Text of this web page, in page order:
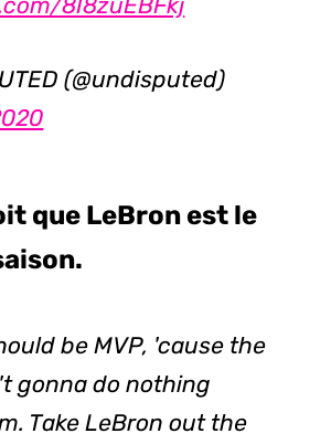
(@undisputed)
que LeBron est le
be MVP, 'cause the
gonna do nothing
Take LeBron out the